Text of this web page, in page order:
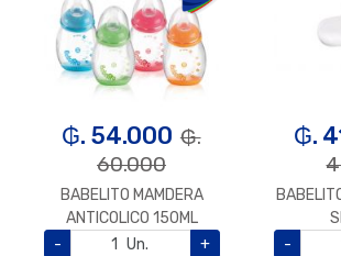
₲. 54.000 ₲.
60.000
BABELITO MAMDERA
ANTICOLICO 150ML
-
Un. +
₲.
-